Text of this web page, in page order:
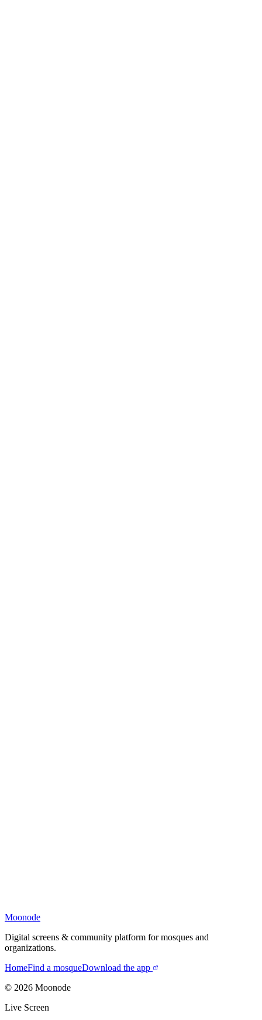
Moonode
Digital screens & community platform for mosques and
organizations.
HomeFind a mosqueDownload the app
© 2026 Moonode
Live Screen